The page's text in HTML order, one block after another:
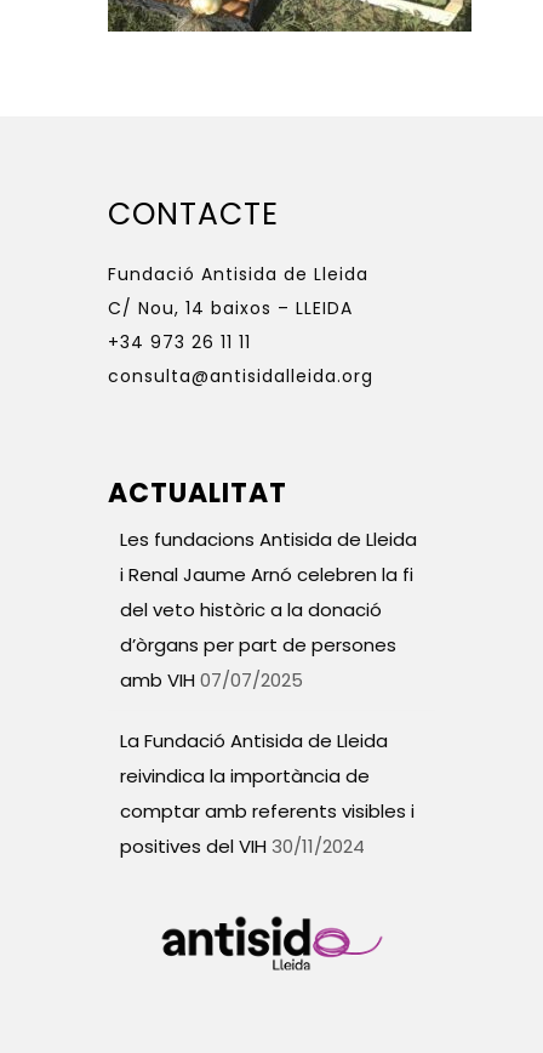
CONTACTE
Fundació Antisida de Lleida
C/ Nou, 14 baixos – LLEIDA
+34 973 26 11 11
consulta@antisidalleida.org
ACTUALITAT
Les fundacions Antisida de Lleida
i Renal Jaume Arnó celebren la fi
del veto històric a la donació
d’òrgans per part de persones
amb VIH 07/07/2025
La Fundació Antisida de Lleida
reivindica la importància de
comptar amb referents visibles i
positives del VIH 30/11/2024